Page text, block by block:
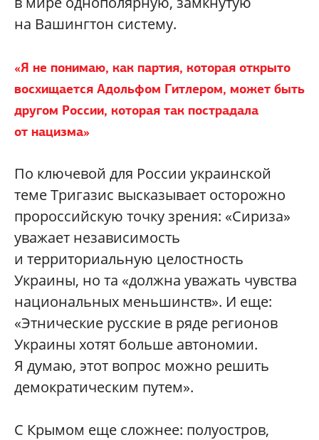
на Вашингтон систему.
«Я не понимаю, как партия, которая открыто
восхищается Адольфом Гитлером, может быть
другом России, которая так пострадала
от нацизма»
По ключевой для России украинской
теме Тригазис высказывает осторожно
пророссийскую точку зрения: «Сириза»
уважает независимость
и территориальную целостность
Украины, но та «должна уважать чувства
национальных меньшинств». И еще:
«Этнические русские в ряде регионов
Украины хотят больше автономии.
Я думаю, этот вопрос можно решить
демократическим путем».
С Крымом еще сложнее: полуостров,